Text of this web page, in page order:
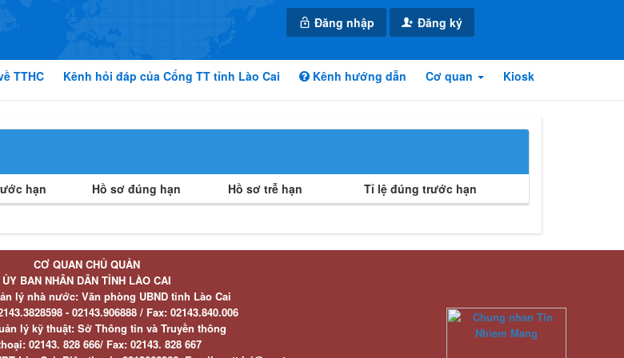
Đăng nhập Đăng ký
TTHC Kênh hỏi đáp của Cổng TT tỉnh Lào Cai Kênh hướng dẫn Cơ quan Kiosk
hạn Hồ sơ đúng hạn Hồ sơ trễ hạn Tỉ lệ đúng trước hạn
CƠ QUAN CHỦ QUẢN
ỦY BAN NHÂN DÂN TỈNH LÀO CAI
lý nhà nước: Văn phòng UBND tỉnh Lào Cai
- 02143.906888 / Fax:02143.840.006
lý kỹ thuật: Sở Thông tin và Truyền thông
02143. 828 666/ Fax:02143. 828 667